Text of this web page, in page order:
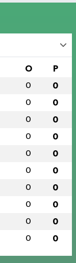
O P
0 0
0 0
0 0
0 0
0 0
0 0
0 0
0 0
0 0
0 0